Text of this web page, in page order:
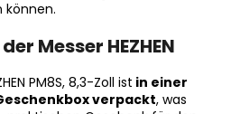
XinZuo Küchenmesser eine
können.
Messer HEZHEN